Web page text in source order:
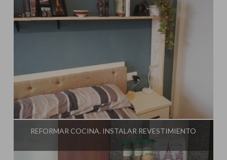
Influencer:El Taller de Ire
REFORMAR COCINA. INSTALAR REVESTIMIENTO